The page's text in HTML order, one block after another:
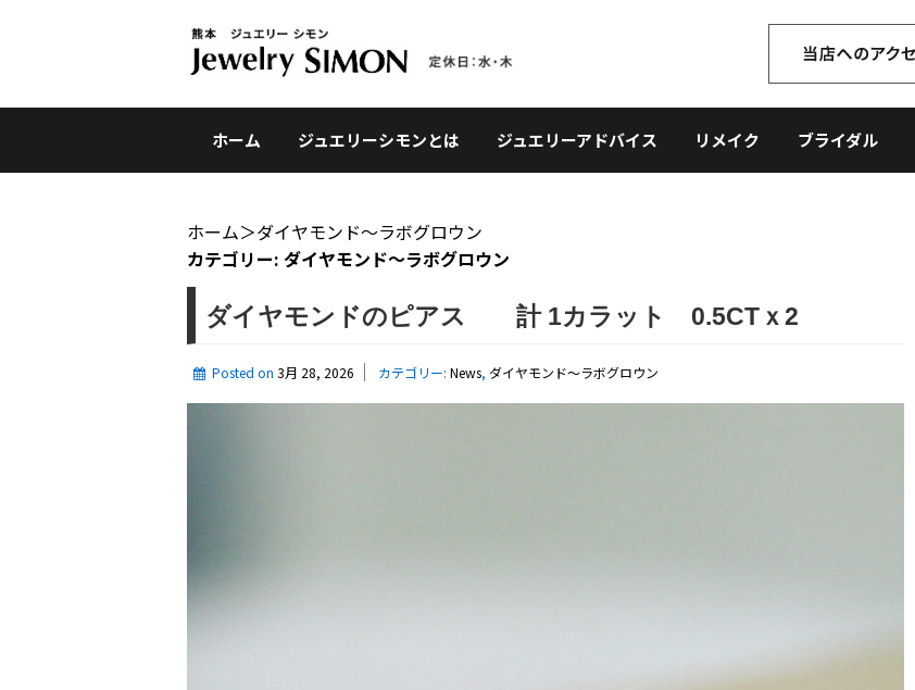
ホーム ジュエリーシモンとは ジュエリーアドバイス リメイク ブライダル
ホーム＞ダイヤモンド〜ラボグロウン
カテゴリー: ダイヤモンド〜ラボグロウン
ダイヤモンドのピアス 計 1カラット 0.5CTｘ2
Posted on 3月 28, 2026 カテゴリー: News, ダイヤモンド〜ラボグロウン